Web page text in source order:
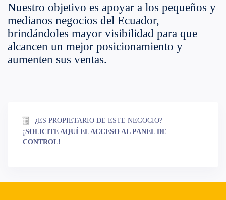
Nuestro objetivo es apoyar a los pequeños y
medianos negocios del Ecuador,
brindándoles mayor visibilidad para que
alcancen un mejor posicionamiento y
aumenten sus ventas.
¿ES PROPIETARIO DE ESTE NEGOCIO?
¡SOLICITE AQUÍ EL ACCESO AL PANEL DE
CONTROL!